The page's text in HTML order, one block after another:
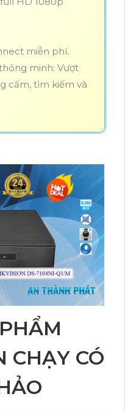
miễn phí.
minh: Vượt
cấm, tìm kiếm và
CHẠY CÓ